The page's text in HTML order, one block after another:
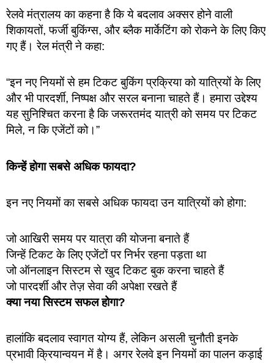
रेलवे मंत्रालय का कहना है कि ये बदलाव अक्सर होने वाली
शिकायतों, फर्जी बुकिंग्स, और ब्लैक मार्केटिंग को रोकने के लिए किए
गए हैं। रेल मंत्री ने कहा:
“इन नए नियमों से हम टिकट बुकिंग प्रक्रिया को यात्रियों के लिए
और भी पारदर्शी, निष्पक्ष और सरल बनाना चाहते हैं। हमारा उद्देश्य
यह सुनिश्चित करना है कि जरूरतमंद यात्री को समय पर टिकट
मिले, न कि एजेंटों को।”
किन्हें होगा सबसे अधिक फायदा?
इन नए नियमों का सबसे अधिक फायदा उन यात्रियों को होगा:
जो आखिरी समय पर यात्रा की योजना बनाते हैं
जिन्हें टिकट के लिए एजेंटों पर निर्भर रहना पड़ता था
जो ऑनलाइन सिस्टम से खुद टिकट बुक करना चाहते हैं
जो पारदर्शी और तेज़ सेवा की अपेक्षा रखते हैं
क्या नया सिस्टम सफल होगा?
हालांकि बदलाव स्वागत योग्य हैं, लेकिन असली चुनौती इनके
प्रभावी क्रियान्वयन में है। अगर रेलवे इन नियमों का पालन कड़ाई